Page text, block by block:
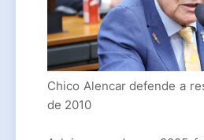
Chico Alencar defende a
de 2010